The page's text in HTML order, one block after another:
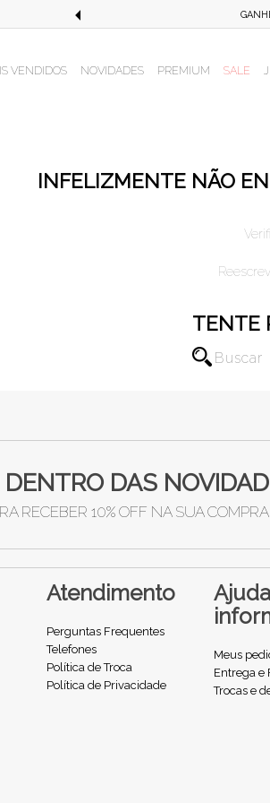
VENDIDOS NOVIDADES PREMIUM SALE
INFELIZMENTE NÃO
TENTE
DENTRO DAS
RECEBER 10% OFF NA SUA COMPRA
Atendimento
Perguntas Frequentes
Telefones
Política de Troca
Política de Privacidade
Meus
Entrega e
Trocas e